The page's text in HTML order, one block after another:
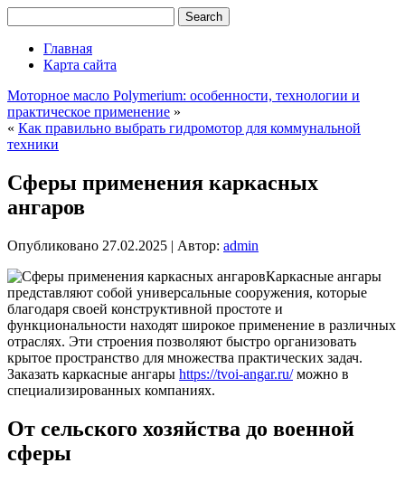
Главная
Карта сайта
Моторное масло Polymerium: особенности, технологии и
практическое применение »
« Как правильно выбрать гидромотор для коммунальной
техники
Сферы применения каркасных
ангаров
Опубликовано 27.02.2025 | Автор: admin
Каркасные ангары
представляют собой универсальные сооружения, которые
благодаря своей конструктивной простоте и
функциональности находят широкое применение в различных
отраслях. Эти строения позволяют быстро организовать
крытое пространство для множества практических задач.
Заказать каркасные ангары https://tvoi-angar.ru/можно в
специализированных компаниях.
От сельского хозяйства до военной
сферы